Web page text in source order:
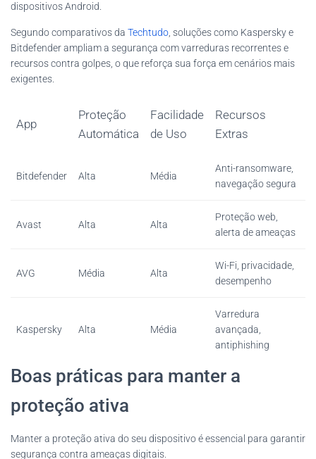
dispositivos Android.
Segundo comparativos da Techtudo , soluções como Kaspersky e
Bitdefender ampliam a segurança com varreduras recorrentes e
recursos contra golpes, o que reforça sua força em cenários mais
exigentes.
App
Proteção
Automática
Facilidade
de Uso
Recursos
Extras
Bitdefender Alta Média
Anti-ransomware,
navegação segura
Avast Alta Alta
Proteção web,
alerta de ameaças
AVG Média Alta
Wi-Fi, privacidade,
desempenho
Kaspersky Alta Média
Varredura
avançada,
antiphishing
Boas práticas para manter a
proteção ativa
Manter a proteção ativa do seu dispositivo é essencial para garantir
segurança contra ameaças digitais.